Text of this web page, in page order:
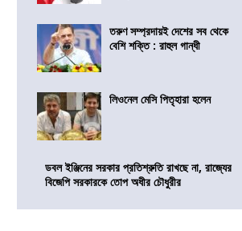
তরুণ সম্প্রদায়ই দেশের সব থেকে
বেশি শক্তি : রাহুল গান্ধী
লিওনেল মেসি পিতৃহারা হলেন
ডবল ইঞ্জিনের সরকার প্রতিশ্রুতি রাখছে না, রাজ্যের
বিজেপি সরকারকে তোপ অধীর চৌধুরীর